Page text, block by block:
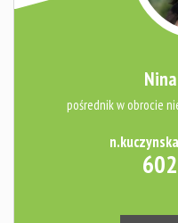
pośrednik w obrocie